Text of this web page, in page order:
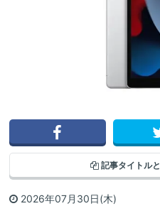
記事タイトルと
2026年07月30日(木)